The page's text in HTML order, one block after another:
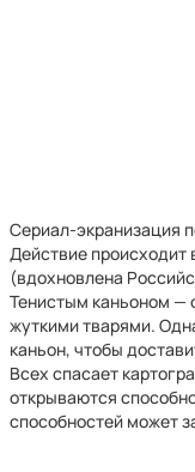
Сериал-экранизация
Действие
(вдохновлена
Тенистым каньоном —
жуткими тварями.
каньон, чтобы
Всех спасает
открываются
способностей может